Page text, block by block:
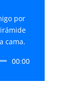
por
cama.
00:00